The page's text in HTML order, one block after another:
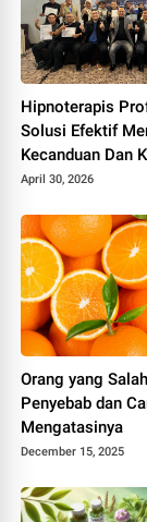
Hipnoterapis
Solusi Efektif
Kecanduan Dan
Buruk
April 30, 2026
Orang yang
Penyebab dan
Mengatasinya
December 15, 2025